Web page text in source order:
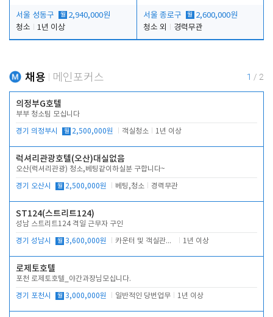
서울 성동구 월 2,940,000원
청소
1년 이상
서울 종로구 월 2,600,000원
청소 외
경력무관
채용 메인포커스 1 / 2
의정부G호텔
부부 청소팀 모십니다
경기 의정부시 월 2,500,000원 객실청소 1년 이상
럭셔리관광호텔(오산)대실없음
오산(럭셔리관광) 청소,베팅같이하실분 구합니다~
경기 오산시 월 2,500,000원 베팅,청소 경력무관
ST124(스트리트124)
성남 스트리트124 격일 근무자 구인
경기 성남시 월 3,600,000원 카운터 및 객실관리 전반 1년 이상
로제토호텔
포천 로제토호텔_야간과장님모십니다.
경기 포천시 월 3,000,000원 일반적인 당번업무 1년 이상